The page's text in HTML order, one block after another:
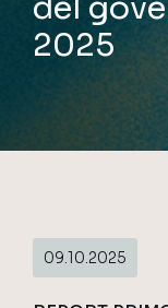
2025
09.10.2025